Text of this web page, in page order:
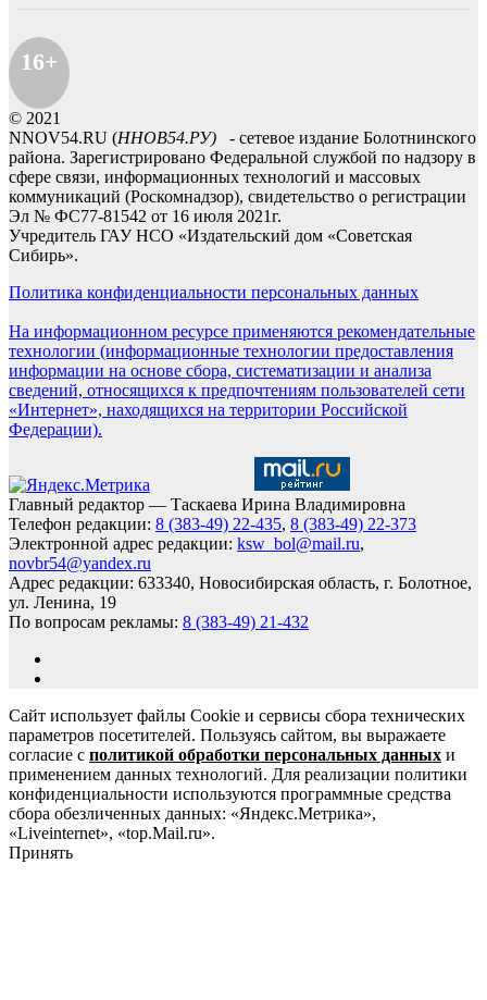
16+
© 2021
NNOV54.RU (ННОВ54.РУ) - сетевое издание Болотнинского
района. Зарегистрировано Федеральной службой по надзору в
сфере связи, информационных технологий и массовых
коммуникаций (Роскомнадзор), свидетельство о регистрации
Эл № ФС77-81542 от 16 июля 2021г.
Учредитель ГАУ НСО «Издательский дом «Советская
Сибирь».
Политика конфиденциальности персональных данных
На информационном ресурсе применяются рекомендательные
технологии (информационные технологии предоставления
информации на основе сбора, систематизации и анализа
сведений, относящихся к предпочтениям пользователей сети
«Интернет», находящихся на территории Российской
Федерации).
Главный редактор — Таскаева Ирина Владимировна
Телефон редакции: 8 (383-49) 22-435, 8 (383-49) 22-373
Электронной адрес редакции: ksw_bol@mail.ru,
novbr54@yandex.ru
Адрес редакции: 633340, Новосибирская область, г. Болотное,
ул. Ленина, 19
По вопросам рекламы: 8 (383-49) 21-432
Сайт использует файлы Cookie и сервисы сбора технических
параметров посетителей. Пользуясь сайтом, вы выражаете
согласие с политикой обработки персональных данных и
применением данных технологий. Для реализации политики
конфиденциальности используются программные средства
сбора обезличенных данных: «Яндекс.Метрика»,
«Liveinternet», «top.Mail.ru».
Принять